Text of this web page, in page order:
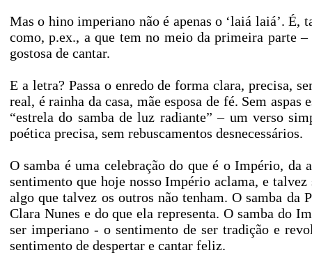
Mas o hino imperiano não é apenas o ‘laiá laiá’. É,
como, p.ex., a que tem no meio da primeira parte
gostosa de cantar.
E a letra? Passa o enredo de forma clara, precisa,
real, é rainha da casa, mãe esposa de fé. Sem
“estrela do samba de luz radiante” – um verso
poética precisa, sem rebuscamentos desnecessários.
O samba é uma celebração do que é o Império,
sentimento que hoje nosso Império aclama, e
algo que talvez os outros não tenham. O samba da
Clara Nunes e do que ela representa. O samba do
ser imperiano - o sentimento de ser tradição e
sentimento de despertar e cantar feliz.